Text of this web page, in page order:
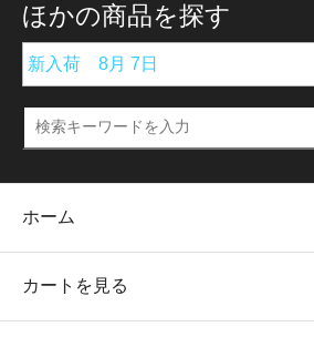
ほかの商品を探す
ホーム
カートを見る